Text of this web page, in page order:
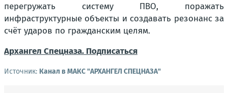
перегружать систему ПВО, поражать
инфраструктурные объекты и создавать резонанс за
счёт ударов по гражданским целям.
Архангел Спецназа. Подписаться
Источник: Канал в МАКС "АРХАНГЕЛ СПЕЦНАЗА"